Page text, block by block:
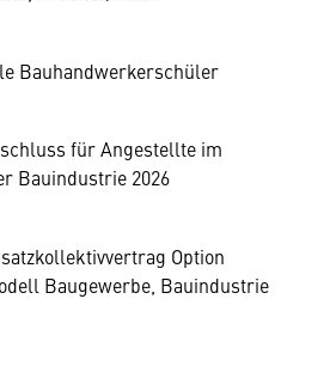
Bauhandwerkerschüler
für Angestellte im
Bauindustrie 2026
Option
Baugewerbe, Bauindustrie